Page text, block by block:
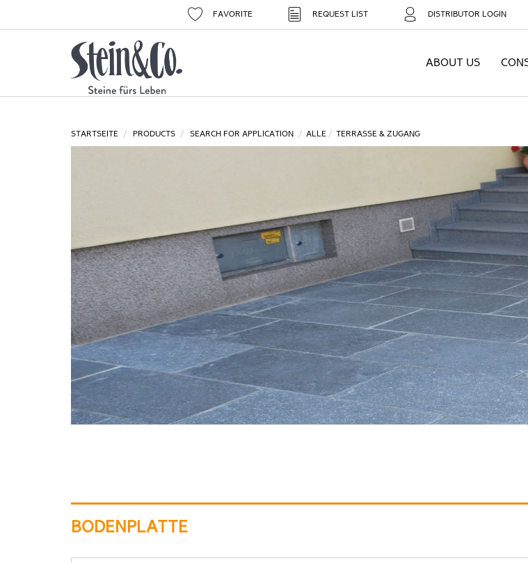
FAVORITE REQUEST LIST DISTRIBUTOR LOGIN
ABOUT US
STARTSEITE PRODUCTS SEARCH FOR APPLICATION ALLE TERRASSE & ZUGANG
BODENPLATTE